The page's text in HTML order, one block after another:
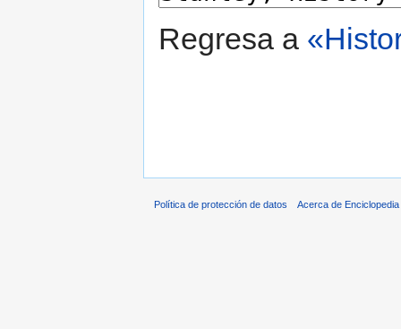
Regresa a
Política de protección de datos Acerca de